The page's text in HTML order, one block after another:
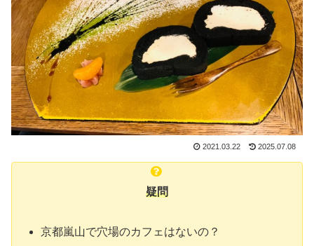
2021.03.22 2025.07.08
疑問
京都嵐山で穴場のカフェはないの？